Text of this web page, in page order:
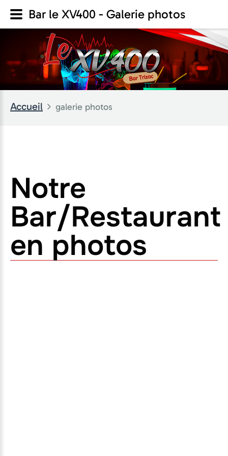
Accueil galerie photos
Notre
Bar/Restaurant
en photos
Bar le XV400 - Galerie photos